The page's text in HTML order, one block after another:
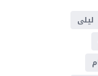
ليلى